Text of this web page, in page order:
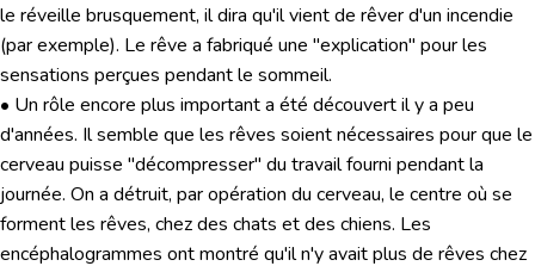
le réveille brusquement, il dira qu'il vient de rêver d'un incendie
(par exemple). Le rêve a fabriqué une "explication" pour les
sensations perçues pendant le sommeil.
• Un rôle encore plus important a été découvert il y a peu
d'années. Il semble que les rêves soient nécessaires pour que le
cerveau puisse "décompresser" du travail fourni pendant la
journée. On a détruit, par opération du cerveau, le centre où se
forment les rêves, chez des chats et des chiens. Les
encéphalogrammes ont montré qu'il n'y avait plus de rêves chez